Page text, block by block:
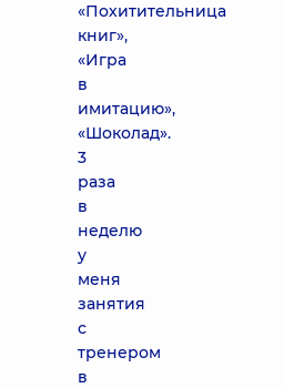
«Похитительница
книг»,
«Игра
в
имитацию»,
«Шоколад».
3
раза
в
неделю
у
меня
занятия
с
тренером
в